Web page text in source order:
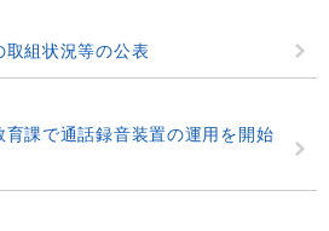
組状況等の公表
課で通話録音装置の運用を開始